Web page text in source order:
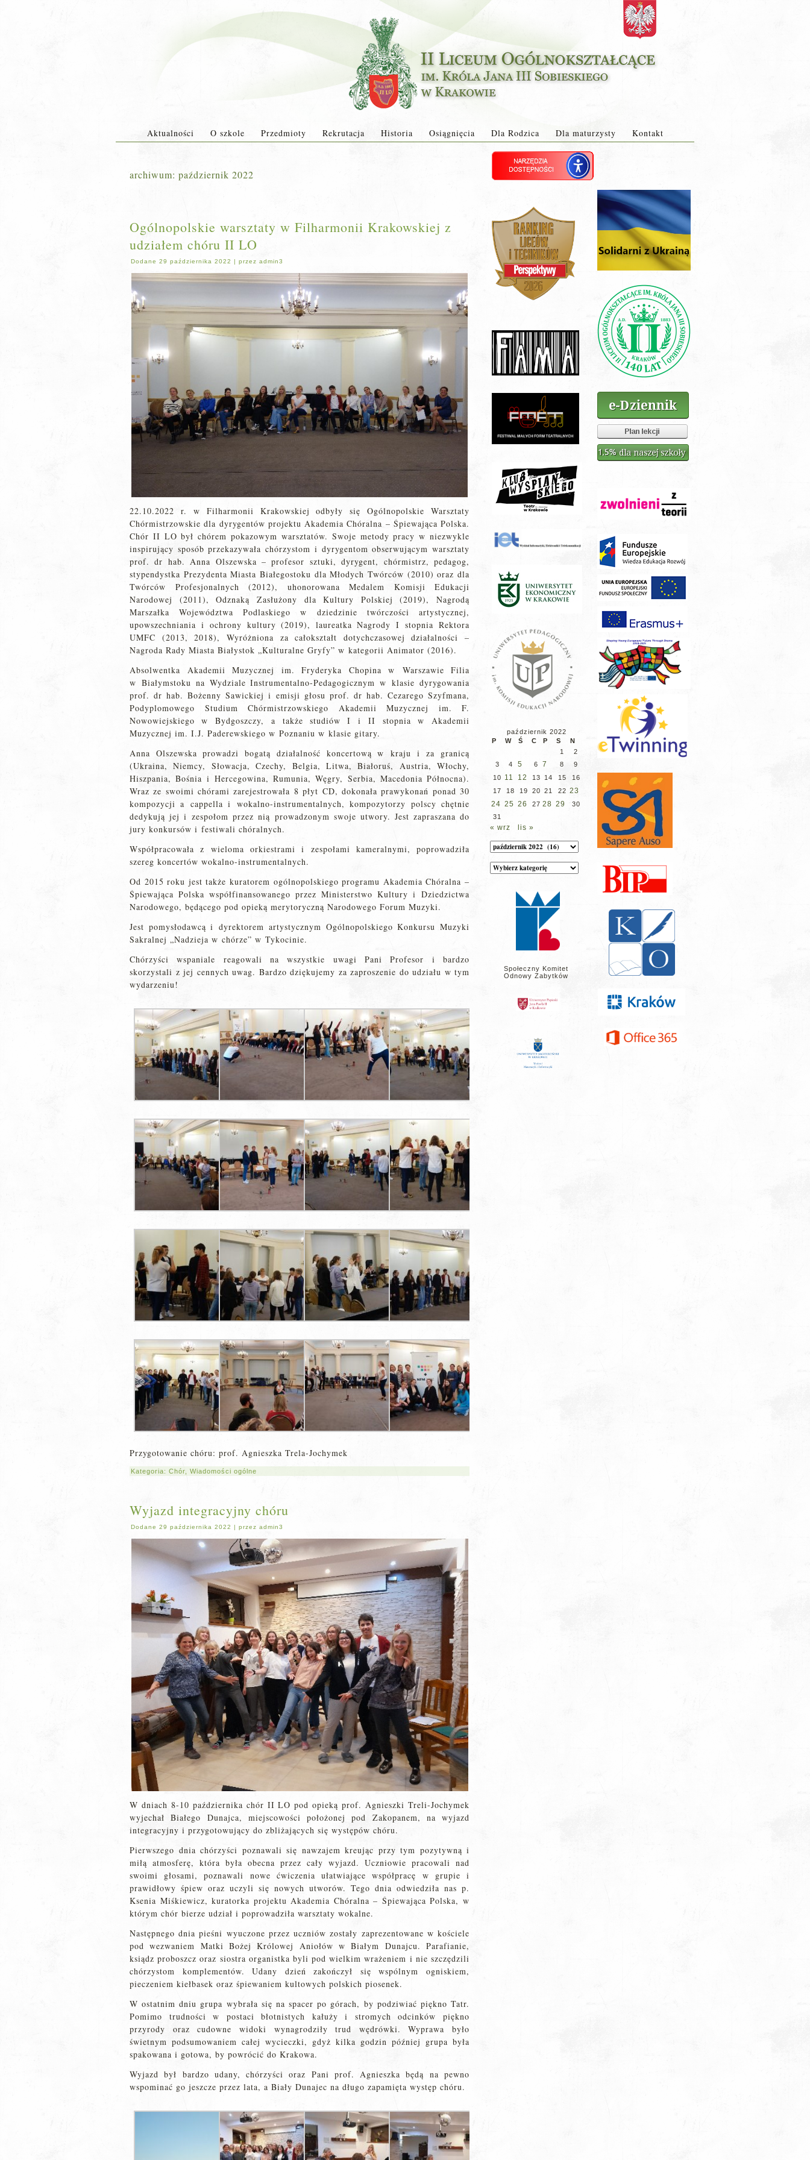
Aktualności O szkole Przedmioty Rekrutacja Historia Osiągnięcia Dla Rodzica Dla maturzysty Kontakt
archiwum: październik 2022
Ogólnopolskie warsztaty w Filharmonii Krakowskiej z
udziałem chóru II LO
Dodane 29 października 2022 | przez admin3
22.10.2022 r. w Filharmonii Krakowskiej odbyły się Ogólnopolskie Warsztaty
Chórmistrzowskie dla dyrygentów projektu Akademia Chóralna – Śpiewająca Polska.
Chór II LO był chórem pokazowym warsztatów. Swoje metody pracy w niezwykle
inspirujący sposób przekazywała chórzystom i dyrygentom obserwującym warsztaty
prof. dr hab. Anna Olszewska – profesor sztuki, dyrygent, chórmistrz, pedagog,
stypendystka Prezydenta Miasta Białegostoku dla Młodych Twórców (2010) oraz dla
Twórców Profesjonalnych (2012), uhonorowana Medalem Komisji Edukacji
Narodowej (2011), Odznaką Zasłużony dla Kultury Polskiej (2019), Nagrodą
Marszałka Województwa Podlaskiego w dziedzinie twórczości artystycznej,
upowszechniania i ochrony kultury (2019), laureatka Nagrody I stopnia Rektora
UMFC (2013, 2018), Wyróżniona za całokształt dotychczasowej działalności –
Nagroda Rady Miasta Białystok „Kulturalne Gryfy” w kategorii Animator (2016).
Absolwentka Akademii Muzycznej im. Fryderyka Chopina w Warszawie Filia
w Białymstoku na Wydziale Instrumentalno-Pedagogicznym w klasie dyrygowania
prof. dr hab. Bożenny Sawickiej i emisji głosu prof. dr hab. Cezarego Szyfmana,
Podyplomowego Studium Chórmistrzowskiego Akademii Muzycznej im. F.
Nowowiejskiego w Bydgoszczy, a także studiów I i II stopnia w Akademii
Muzycznej im. I.J. Paderewskiego w Poznaniu w klasie gitary.
Anna Olszewska prowadzi bogatą działalność koncertową w kraju i za granicą
(Ukraina, Niemcy, Słowacja, Czechy, Belgia, Litwa, Białoruś, Austria, Włochy,
Hiszpania, Bośnia i Hercegowina, Rumunia, Węgry, Serbia, Macedonia Północna).
Wraz ze swoimi chórami zarejestrowała 8 płyt CD, dokonała prawykonań ponad 30
kompozycji a cappella i wokalno-instrumentalnych, kompozytorzy polscy chętnie
dedykują jej i zespołom przez nią prowadzonym swoje utwory. Jest zapraszana do
jury konkursów i festiwali chóralnych.
Współpracowała z wieloma orkiestrami i zespołami kameralnymi, poprowadziła
szereg koncertów wokalno-instrumentalnych.
Od 2015 roku jest także kuratorem ogólnopolskiego programu Akademia Chóralna –
Śpiewająca Polska współfinansowanego przez Ministerstwo Kultury i Dziedzictwa
Narodowego, będącego pod opieką merytoryczną Narodowego Forum Muzyki.
Jest pomysłodawcą i dyrektorem artystycznym Ogólnopolskiego Konkursu Muzyki
Sakralnej „Nadzieja w chórze” w Tykocinie.
Chórzyści wspaniale reagowali na wszystkie uwagi Pani Profesor i bardzo
skorzystali z jej cennych uwag. Bardzo dziękujemy za zaproszenie do udziału w tym
wydarzeniu!
Przygotowanie chóru: prof. Agnieszka Trela-Jochymek
Kategoria: Chór Wiadomości ogólne
Wyjazd integracyjny chóru
Dodane 29 października 2022 | przez admin3
W dniach 8-10 października chór II LO pod opieką prof. Agnieszki Treli-Jochymek
wyjechał Białego Dunajca, miejscowości położonej pod Zakopanem, na wyjazd
integracyjny i przygotowujący do zbliżających się występów chóru.
Pierwszego dnia chórzyści poznawali się nawzajem kreując przy tym pozytywną i
miłą atmosferę, która była obecna przez cały wyjazd. Uczniowie pracowali nad
swoimi głosami, poznawali nowe ćwiczenia ułatwiające współpracę w grupie i
prawidłowy śpiew oraz uczyli się nowych utworów. Tego dnia odwiedziła nas p.
Ksenia Miśkiewicz, kuratorka projektu Akademia Chóralna – Śpiewająca Polska, w
którym chór bierze udział i poprowadziła warsztaty wokalne.
Następnego dnia pieśni wyuczone przez uczniów zostały zaprezentowane w kościele
pod wezwaniem Matki Bożej Królowej Aniołów w Białym Dunajcu. Parafianie,
ksiądz proboszcz oraz siostra organistka byli pod wielkim wrażeniem i nie szczędzili
chórzystom komplementów. Udany dzień zakończył się wspólnym ogniskiem,
pieczeniem kiełbasek oraz śpiewaniem kultowych polskich piosenek.
W ostatnim dniu grupa wybrała się na spacer po górach, by podziwiać piękno Tatr.
Pomimo trudności w postaci błotnistych kałuży i stromych odcinków piękno
przyrody oraz cudowne widoki wynagrodziły trud wędrówki. Wyprawa było
świetnym podsumowaniem całej wycieczki, gdyż kilka godzin później grupa była
spakowana i gotowa, by powrócić do Krakowa.
Wyjazd był bardzo udany, chórzyści oraz Pani prof. Agnieszka będą na pewno
wspominać go jeszcze przez lata, a Biały Dunajec na długo zapamięta występ chóru.
październik 2022
P
W Ś C P S
N
1
2
3
4 5 6 7 8
9
10 11 12 13 14 15
16
17
18 19 20 21 22 23
24 25 26 27 28 29
30
31
« wrz lis »
Archiwum
Kategorie
wpisów
Społeczny Komitet
Odnowy Zabytków